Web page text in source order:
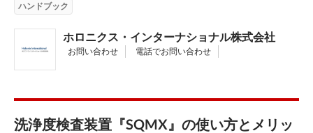
ハンドブック
ホロニクス・インターナショナル株式会社
お問い合わせ 電話でお問い合わせ
洗浄度検査装置『SQMX』の使い方とメリッ